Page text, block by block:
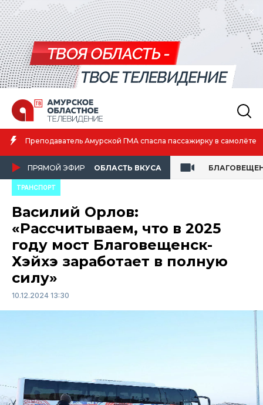
Преподаватель Амурской ГМА спасла пассажирку в самолёте
ПРЯМОЙ ЭФИР ОБЛАСТЬ ВКУСА
ТРАНСПОРТ
Василий Орлов:
«Рассчитываем, что в 2025
году мост Благовещенск-
Хэйхэ заработает в полную
силу»
10.12.2024 13:30